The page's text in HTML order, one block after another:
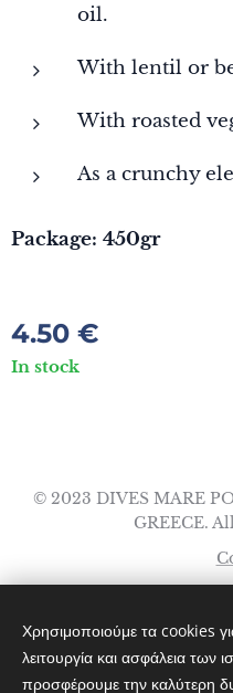
oil.
With lentil or
With roasted
As a crunchy
Package: 450gr
4.50 €
In stock
© 2023 DIVES MARE
GREECE.
Ελληνικά
Χρησιμοποιούμε τα cookies
λειτουργία και ασφάλεια των
προσφέρουμε την καλύτερη